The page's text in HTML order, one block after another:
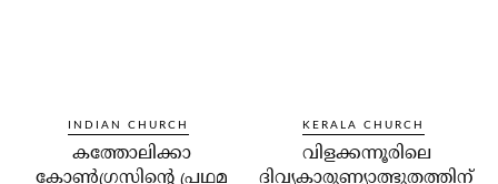
INDIAN CHURCH
കത്തോലിക്കാ
കോണ്‍ഗ്രസിന്റെ പ്രഥമ
KERALA CHURCH
വിളക്കന്നൂരിലെ
ദിവ്യകാരുണ്യാത്ഭുതത്തിന്